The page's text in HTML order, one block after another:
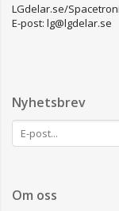
LGdelar.se/
E-post: lg@lgdelar.se
Nyhetsbrev
Om oss